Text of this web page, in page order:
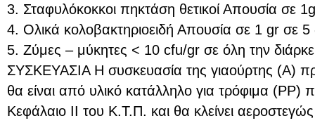
3. Σταφυλόκοκκοι πηκτάση θετικοί Απουσία σε
4. Ολικά κολοβακτηριοειδή Απουσία σε 1 gr σε 5
5. Ζύμες – μύκητες < 10 cfu/gr σε όλη την
ΣΥΣΚΕΥΑΣΙΑ Η συσκευασία της γιαούρτης (Α)
θα είναι από υλικό κατάλληλο για τρόφιμα
Κεφάλαιο ΙΙ του Κ.Τ.Π. και θα κλείνει